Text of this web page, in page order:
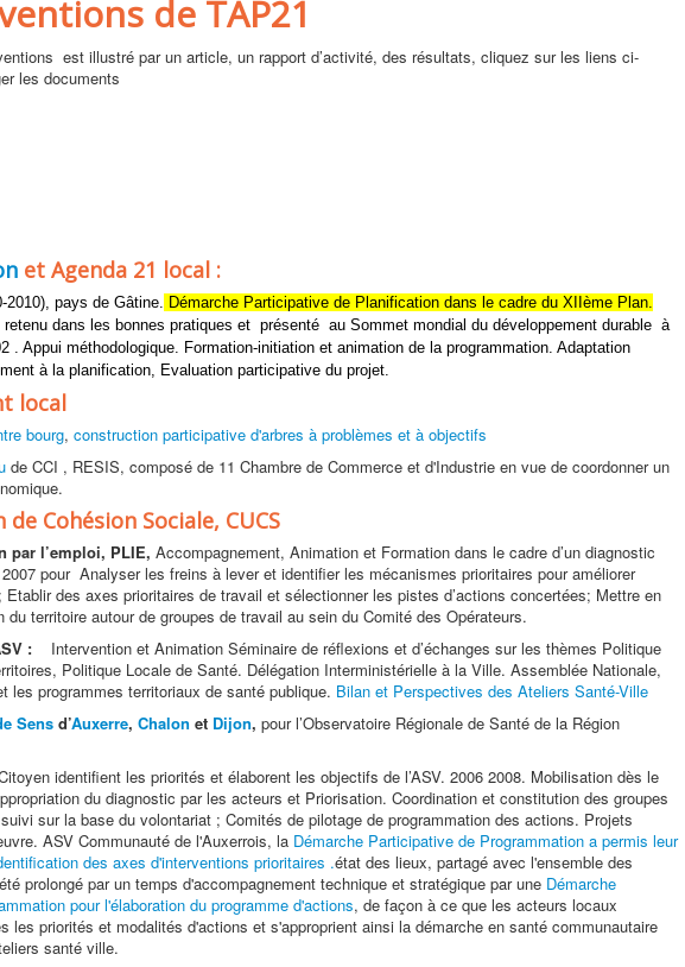
de TAP21
est illustré par un article, un rapport d’activité, des résultats, cliquez sur les liens ci-
les documents
et Agenda 21 local :
2010), pays de Gâtine. Démarche Participative de Planification dans le cadre du XIIème Plan.
retenu dans les bonnes pratiques et présenté au Sommet mondial du développement durable à
. Appui méthodologique. Formation-initiation et animation de la programmation. Adaptation
à la planification, Evaluation participative du projet.
local
bourg, construction participative d'arbres à problèmes et à objectifs
de CCI , RESIS, composé de 11 Chambre de Commerce et d'Industrie en vue de coordonner un
Cohésion Sociale, CUCS
par l’emploi, PLIE, Accompagnement, Animation et Formation dans le cadre d’un diagnostic
pour Analyser les freins à lever et identifier les mécanismes prioritaires pour améliorer
Etablir des axes prioritaires de travail et sélectionner les pistes d’actions concertées; Mettre en
territoire autour de groupes de travail au sein du Comité des Opérateurs.
:
Intervention et Animation Séminaire de réflexions et d’échanges sur les thèmes Politique
Politique Locale de Santé. Délégation Interministérielle à la Ville. Assemblée Nationale,
les programmes territoriaux de santé publique. Bilan et Perspectives des Ateliers Santé-Ville
Sens d’Auxerre, Chalon et Dijon, pour l’Observatoire Régionale de Santé de la Région
identifient les priorités et élaborent les objectifs de l’ASV. 2006 2008. Mobilisation dès le
du diagnostic par les acteurs et Priorisation. Coordination et constitution des groupes
sur la base du volontariat ; Comités de pilotage de programmation des actions. Projets
ASV Communauté de l'Auxerrois, la Démarche Participative de Programmation a permis leur
des axes d'interventions prioritaires .état des lieux, partagé avec l'ensemble des
prolongé par un temps d'accompagnement technique et stratégique par une Démarche
pour l'élaboration du programme d'actions, de façon à ce que les acteurs locaux
les priorités et modalités d'actions et s'approprient ainsi la démarche en santé communautaire
santé ville.